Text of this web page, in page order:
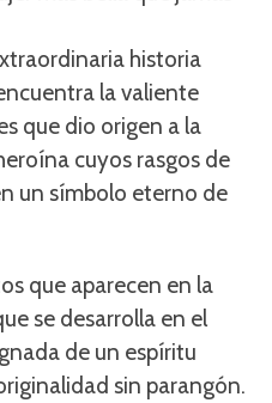
historia
la valiente
que dio origen a la
cuyos rasgos de
un símbolo eterno de
que aparecen en la
se desarrolla en el
de un espíritu
sin parangón.